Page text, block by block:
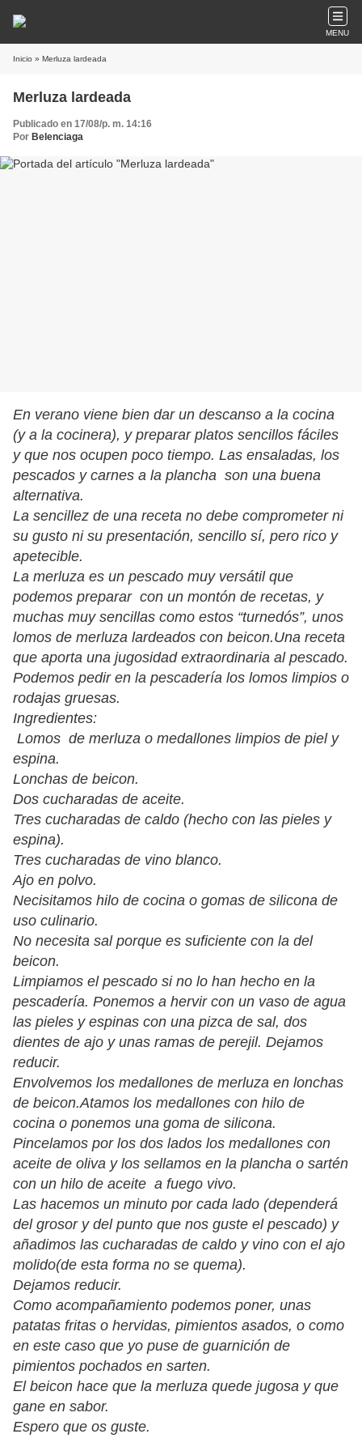
MENU
Inicio » Merluza lardeada
Merluza lardeada
Publicado en 17/08/p. m. 14:16
Por Belenciaga
En verano viene bien dar un descanso a la cocina
(y a la cocinera), y preparar platos sencillos fáciles
y que nos ocupen poco tiempo. Las ensaladas, los
pescados y carnes a la plancha son una buena
alternativa.
La sencillez de una receta no debe comprometer ni
su gusto ni su presentación, sencillo sí, pero rico y
apetecible.
La merluza es un pescado muy versátil que
podemos preparar con un montón de recetas, y
muchas muy sencillas como estos “turnedós”, unos
lomos de merluza lardeados con beicon.Una receta
que aporta una jugosidad extraordinaria al pescado.
Podemos pedir en la pescadería los lomos limpios o
rodajas gruesas.
Ingredientes:
Lomos de merluza o medallones limpios de piel y
espina.
Lonchas de beicon.
Dos cucharadas de aceite.
Tres cucharadas de caldo (hecho con las pieles y
espina).
Tres cucharadas de vino blanco.
Ajo en polvo.
Necisitamos hilo de cocina o gomas de silicona de
uso culinario.
No necesita sal porque es suficiente con la del
beicon.
Limpiamos el pescado si no lo han hecho en la
pescadería. Ponemos a hervir con un vaso de agua
las pieles y espinas con una pizca de sal, dos
dientes de ajo y unas ramas de perejil. Dejamos
reducir.
Envolvemos los medallones de merluza en lonchas
de beicon.Atamos los medallones con hilo de
cocina o ponemos una goma de silicona.
Pincelamos por los dos lados los medallones con
aceite de oliva y los sellamos en la plancha o sartén
con un hilo de aceite a fuego vivo.
Las hacemos un minuto por cada lado (dependerá
del grosor y del punto que nos guste el pescado) y
añadimos las cucharadas de caldo y vino con el ajo
molido(de esta forma no se quema).
Dejamos reducir.
Como acompañamiento podemos poner, unas
patatas fritas o hervidas, pimientos asados, o como
en este caso que yo puse de guarnición de
pimientos pochados en sarten.
El beicon hace que la merluza quede jugosa y que
gane en sabor.
Espero que os guste.